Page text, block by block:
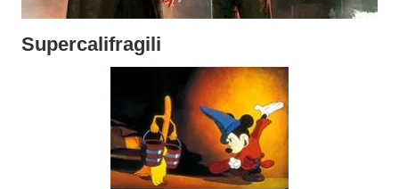
Supercalifragili